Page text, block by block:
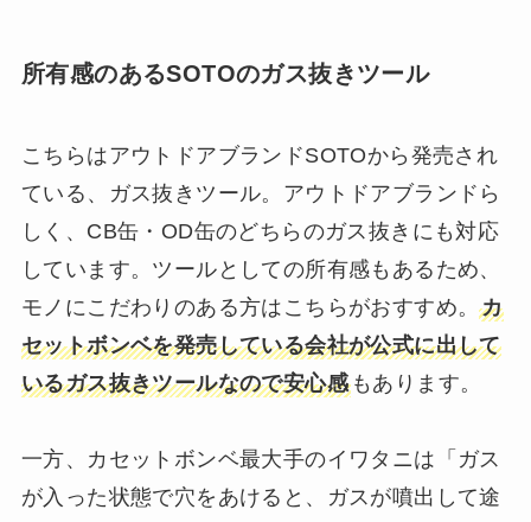
所有感のあるSOTOのガス抜きツール
こちらはアウトドアブランドSOTOから発売され
ている、ガス抜きツール。アウトドアブランドら
しく、CB缶・OD缶のどちらのガス抜きにも対応
しています。ツールとしての所有感もあるため、
モノにこだわりのある方はこちらがおすすめ。カ
セットボンベを発売している会社が公式に出して
いるガス抜きツールなので安心感もあります。
一方、カセットボンベ最大手のイワタニは「ガス
が入った状態で穴をあけると、ガスが噴出して途